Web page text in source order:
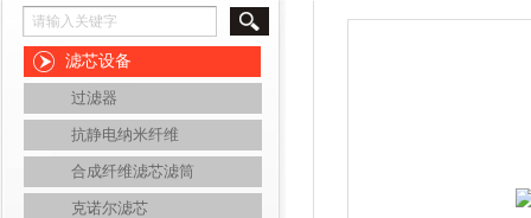
滤芯设备
过滤器
抗静电纳米纤维
合成纤维滤芯滤筒
克诺尔滤芯